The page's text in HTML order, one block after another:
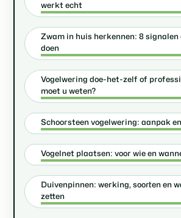
werkt echt
Zwam in huis herkennen: 8 signalen
doen
Vogelwering doe-het-zelf of
moet u weten?
Schoorsteen vogelwering: aanpak
Vogelnet plaatsen: voor wie en
Duivenpinnen: werking, soorten en
zetten